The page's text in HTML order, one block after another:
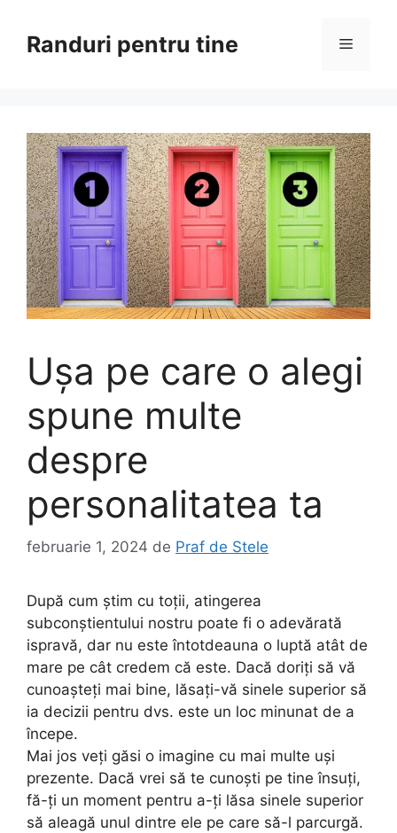
conținutRanduri pentru tine Meniu
Ușa pe care o alegi
spune multe
despre
personalitatea ta
februarie 1, 2024 de Praf de Stele
După cum știm cu toții, atingerea
subconștientului nostru poate fi o adevărată
ispravă, dar nu este întotdeauna o luptă atât de
mare pe cât credem că este. Dacă doriți să vă
cunoașteți mai bine, lăsați-vă sinele superior să
ia decizii pentru dvs. este un loc minunat de a
începe.
Mai jos veți găsi o imagine cu mai multe uși
prezente. Dacă vrei să te cunoști pe tine însuți,
fă-ți un moment pentru a-ți lăsa sinele superior
să aleagă unul dintre ele pe care să-l parcurgă.